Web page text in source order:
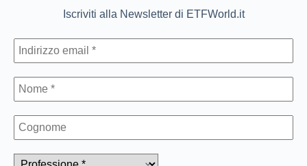
Iscriviti alla Newsletter di ETFWorld.it